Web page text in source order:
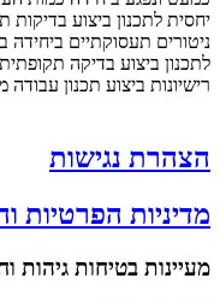
יחסית לתכנון ביצוע בדיקות
ניטורים תעסוקתיים ביחידה
לתכנון ביצוע בדיקה
רישיונות ביצוע תכנון
הצהרת נגישות
מדיניות הפרטיות
מעיינות בטיחות גיהות